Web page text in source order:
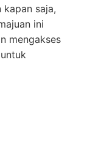
saja,
ini
mengakses